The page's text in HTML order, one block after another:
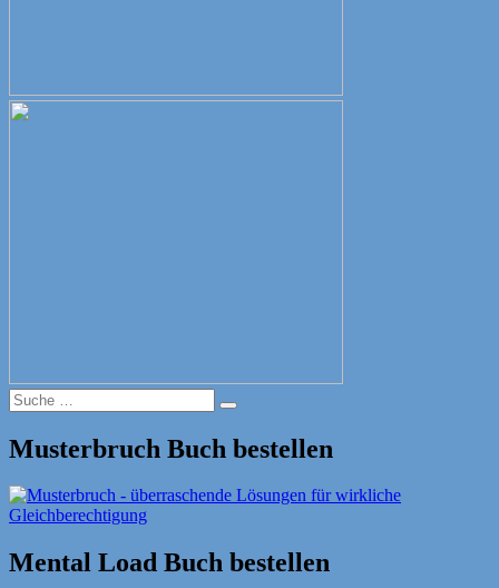
Suche
nach:
Suche
Musterbruch Buch bestellen
Mental Load Buch bestellen